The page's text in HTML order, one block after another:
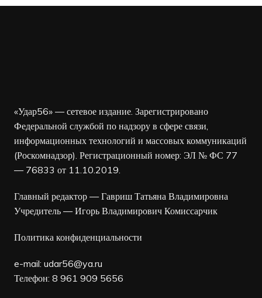
«Удар56» — сетевое издание. Зарегистрировано
Федеральной службой по надзору в сфере связи,
информационных технологий и массовых коммуникаций
(Роскомнадзор). Регистрационный номер: ЭЛ № ФС 77
— 76833 от 11.10.2019.
Главный редактор — Гавриш Татьяна Владимировна
Учредитель — Игорь Владимирович Комиссарчик
Политика конфиденциальности
e-mail: udar56@ya.ru
Телефон: 8 961 909 5656